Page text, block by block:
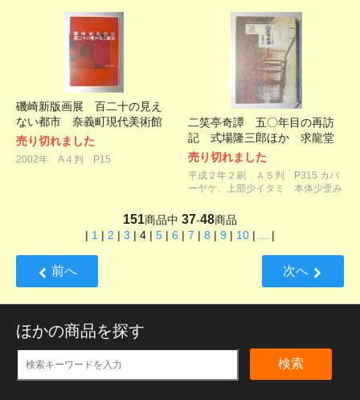
磯崎新版画展 百二十の見え
ない都市 奈義町現代美術館
売り切れました
2002年 A４判 P15
二笑亭奇譚 五〇年目の再訪
記 式場隆三郎ほか 求龍堂
売り切れました
平成２年２刷 Ａ５判 P315 カバ
ーヤケ、上部少イタミ 本体少歪み
151商品中 37-48商品
| 1 | 2 | 3 | 4 | 5 | 6 | 7 | 8 | 9 | 10 | ... |
前へ 次へ
ほかの商品を探す
検索